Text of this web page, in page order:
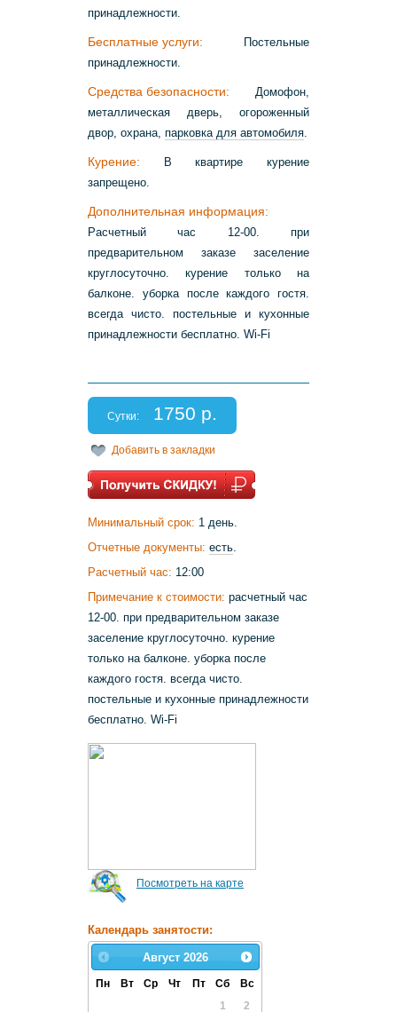
принадлежности.
Бесплатные услуги: Постельные
принадлежности.
Средства безопасности: Домофон,
металлическая дверь, огороженный
двор, охрана, парковка для автомобиля
Курение: В квартире курение
запрещено.
Дополнительная информация:
Расчетный час 12-00. при
предварительном заказе заселение
круглосуточно. курение только на
балконе. уборка после каждого гостя.
всегда чисто. постельные и кухонные
принадлежности бесплатно. Wi-Fi
Сутки: 1750 р.
Добавить в закладки
Минимальный срок: 1 день.
Отчетные документы: есть
Расчетный час: 12:00
Примечание к стоимости: расчетный час
12-00. при предварительном заказе
заселение круглосуточно. курение
только на балконе. уборка после
каждого гостя. всегда чисто.
постельные и кухонные принадлежности
бесплатно. Wi-Fi
Посмотреть на карте
Календарь занятости:
Август 2026
Пн Вт Ср Чт Пт Сб
Вс
1
2